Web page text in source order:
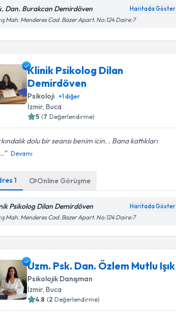
Dan. Burakcan Demirdöven Haritada Göster
Mah. Menderes Cad. Bazer Apart. No:124 Daire:7
Klinik Psikolog Dilan
Demirdöven
Psikoloji +1diğer
İzmir, Buca
5 (7 Değerlendirme)
dolu bir seansı benim icin. . Bana kattıkları
Devamı
1 Online Görüşme
Psikolog Dilan Demirdöven Haritada Göster
Mah. Menderes Cad. Bazer Apart. No:124 Daire:7
Uzm. Psk. Dan. Özlem Mutlu Işık
Psikolojik Danışman
İzmir, Buca
4.8 (2 Değerlendirme)